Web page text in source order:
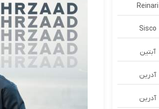
Reinari
Sisco
آبتین
آدرين
آدرین